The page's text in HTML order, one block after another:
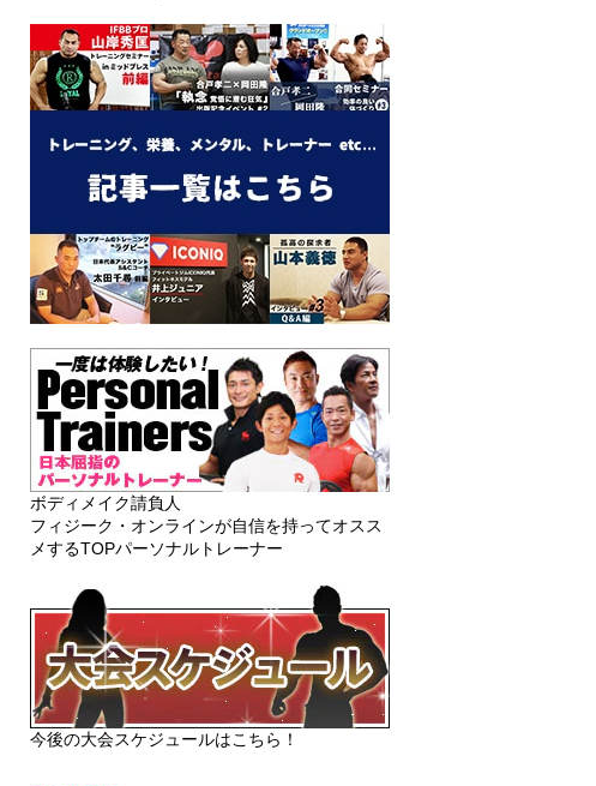
ボディメイク請負人
フィジーク・オンラインが自信を持ってオスス
メするTOPパーソナルトレーナー
今後の大会スケジュールはこちら！